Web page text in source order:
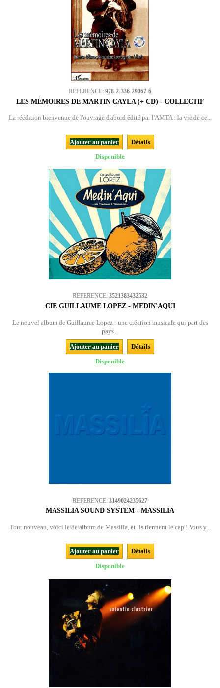
REFERENCE: 978-2-336-29067-6
LES MÉMOIRES DE MARTIN CAYLA (+ CD) - COLLECTIF
La réédition bienvenue de l'ouvrage d'abord édité par l'AMTA : la vie de ce...
Ajouter au panier
Détails
Disponible
REFERENCE: 3521383432532
CIE GUILLAUME LOPEZ - MEDIN'AQUI
Le nouvel album de Guillaume Lopez : une création musicale qui part des
pays...
Ajouter au panier
Détails
Disponible
REFERENCE: 3149024235627
MASSILIA SOUND SYSTEM - MASSILIA
Tout nouveau, voici le 8e album de Massilia, et ils tiennent le cap ! Vous y...
Ajouter au panier
Détails
Disponible